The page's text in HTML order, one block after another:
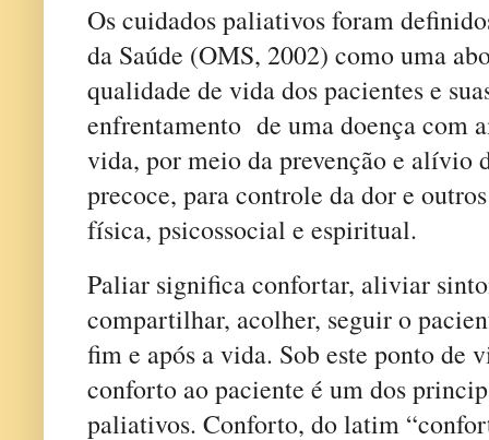
Os cuidados paliativos foram
da Saúde (OMS, 2002) como uma
qualidade de vida dos pacientes e
enfrentamento de uma doença com
vida, por meio da prevenção e
precoce, para controle da dor e
física, psicossocial e espiritual.
Paliar significa confortar, aliviar
compartilhar, acolher, seguir o
fim e após a vida. Sob este ponto de
conforto ao paciente é um dos
paliativos. Conforto, do latim